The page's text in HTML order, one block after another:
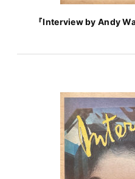
『Interview by Andy